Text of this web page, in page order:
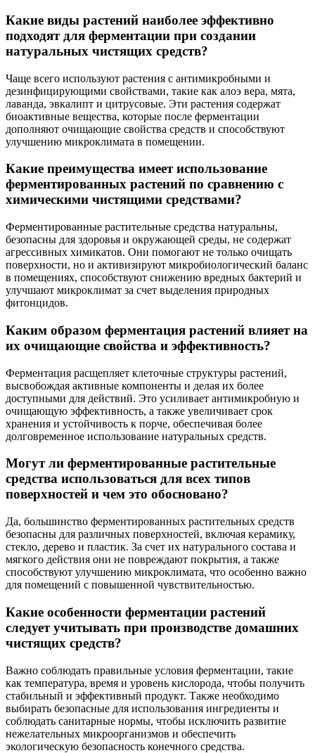
Какие виды растений наиболее эффективно
подходят для ферментации при создании
натуральных чистящих средств?
Чаще всего используют растения с антимикробными и
дезинфицирующими свойствами, такие как алоэ вера, мята,
лавандa, эвкалипт и цитрусовые. Эти растения содержат
биоактивные вещества, которые после ферментации
дополняют очищающие свойства средств и способствуют
улучшению микроклимата в помещении.
Какие преимущества имеет использование
ферментированных растений по сравнению с
химическими чистящими средствами?
Ферментированные растительные средства натуральны,
безопасны для здоровья и окружающей среды, не содержат
агрессивных химикатов. Они помогают не только очищать
поверхности, но и активизируют микробиологический баланс
в помещениях, способствуют снижению вредных бактерий и
улучшают микроклимат за счет выделения природных
фитонцидов.
Каким образом ферментация растений влияет на
их очищающие свойства и эффективность?
Ферментация расщепляет клеточные структуры растений,
высвобождая активные компоненты и делая их более
доступными для действий. Это усиливает антимикробную и
очищающую эффективность, а также увеличивает срок
хранения и устойчивость к порче, обеспечивая более
долговременное использование натуральных средств.
Могут ли ферментированные растительные
средства использоваться для всех типов
поверхностей и чем это обосновано?
Да, большинство ферментированных растительных средств
безопасны для различных поверхностей, включая керамику,
стекло, дерево и пластик. За счет их натурального состава и
мягкого действия они не повреждают покрытия, а также
способствуют улучшению микроклимата, что особенно важно
для помещений с повышенной чувствительностью.
Какие особенности ферментации растений
следует учитывать при производстве домашних
чистящих средств?
Важно соблюдать правильные условия ферментации, такие
как температура, время и уровень кислорода, чтобы получить
стабильный и эффективный продукт. Также необходимо
выбирать безопасные для использования ингредиенты и
соблюдать санитарные нормы, чтобы исключить развитие
нежелательных микроорганизмов и обеспечить
экологическую безопасность конечного средства.